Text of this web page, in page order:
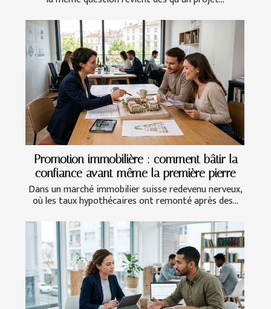
Promotion immobilière : comment bâtir la
confiance avant même la première pierre
Dans un marché immobilier suisse redevenu nerveux,
où les taux hypothécaires ont remonté après des...